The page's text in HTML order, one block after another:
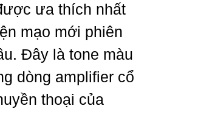
ưa thích nhất
mạo mới phiên
Đây là tone màu
dòng amplifier cổ
thoại của